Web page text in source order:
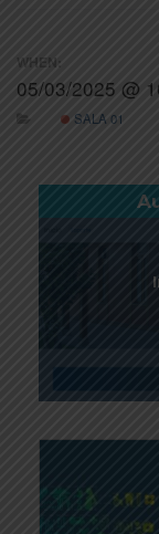
WHEN:
05/03/2025 @
SALA 01